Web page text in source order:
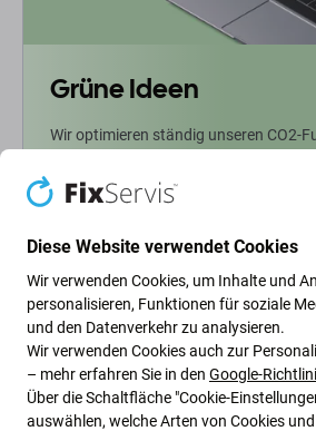
Grüne Ideen
Wir optimieren ständig unseren CO2-
wie wir unsere Prozesse anpassen, um
Fußabdruck zu verringern.
Weiterlesen
Newsletter-Fix
Abonnieren Sie den regelmäßigen
Neuigkeiten.
Diese Website verwendet Cookies
Wir verwenden Cookies, um Inhalte und
personalisieren, Funktionen für soziale
und den Datenverkehr zu analysieren.
Wir verwenden Cookies auch zur
– mehr erfahren Sie in den Google-
Über die Schaltfläche "Cookie-
auswählen, welche Arten von Cookies